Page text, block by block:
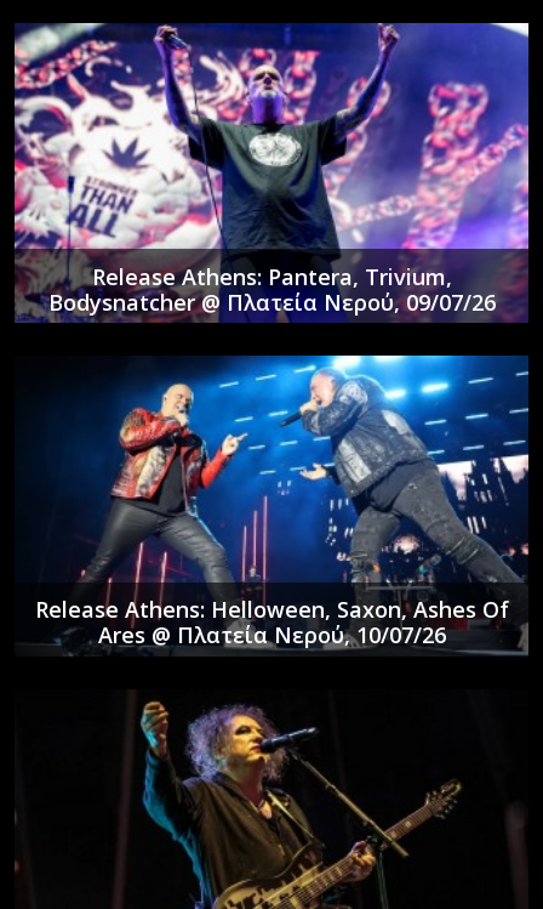
Release Athens: Pantera, Trivium,
Bodysnatcher @ Πλατεία Νερού, 09/07/26
Release Athens: Helloween, Saxon, Ashes Of
Ares @ Πλατεία Νερού, 10/07/26